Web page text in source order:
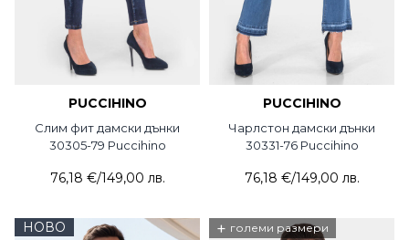
PUCCIHINO
Слим фит дамски дънки
30305-79 Puccihino
76,18 €/149,00 лв.
PUCCIHINO
Чарлстон дамски дънки
30331-76 Puccihino
76,18 €/149,00 лв.
НОВО + големи размери